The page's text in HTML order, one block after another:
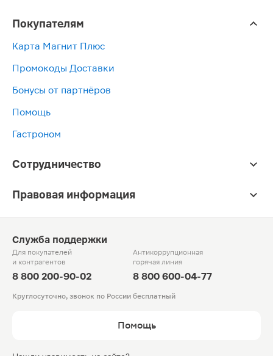
Покупателям
Карта Магнит Плюс
Промокоды Доставки
Бонусы от партнёров
Помощь
Гастроном
Сотрудничество
Правовая информация
Служба поддержки
Для покупателей
и контрагентов
8 800 200-90-02
Антикоррупционная
горячая линия
8 800 600-04-77
Круглосуточно, звонок по России бесплатный
Помощь